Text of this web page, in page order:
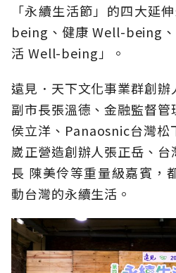
「永續生活節」的四大延
being、健康 Well-being
活 Well-being」。
遠見．天下文化事業群創
副市長張溫德、金融監督
侯立洋、Panaosnic台灣松
崴正營造創辦人張正岳、
長 陳美伶等重量級嘉賓，
動台灣的永續生活。